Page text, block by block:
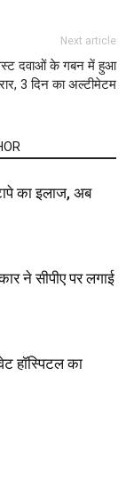
Next article
दवाओं के गबन में हुआ
3 दिन का अल्टीमेटम
का इलाज, अब
ने सीपीए पर लगाई
हॉस्पिटल का